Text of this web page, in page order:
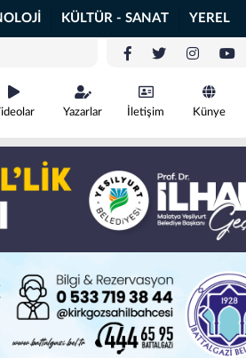
KÜLTÜR - SANAT YEREL
Yazarlar İletişim Künye